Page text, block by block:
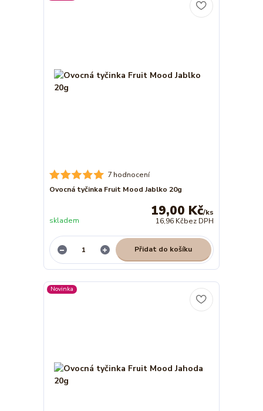
7 hodnocení
Ovocná tyčinka Fruit Mood Jablko 20g
19,00 Kč/ks
16,96 Kčbez DPH
skladem
Přidat do košíku
Novinka